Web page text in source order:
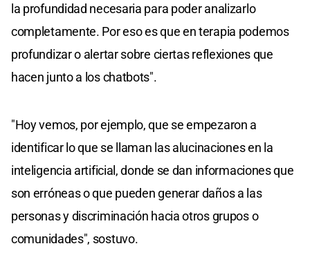
la profundidad necesaria para poder analizarlo
completamente. Por eso es que en terapia podemos
profundizar o alertar sobre ciertas reflexiones que
hacen junto a los chatbots".
"Hoy vemos, por ejemplo, que se empezaron a
identificar lo que se llaman las alucinaciones en la
inteligencia artificial, donde se dan informaciones que
son erróneas o que pueden generar daños a las
personas y discriminación hacia otros grupos o
comunidades", sostuvo.